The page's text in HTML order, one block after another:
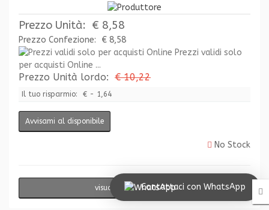
Prezzo Unità: € 8,58
Prezzo Confezione:
€ 8,58
Prezzi validi solo
per acquisti Online ...
Prezzo Unità lordo: € 10,22
Il tuo risparmio: € - 1,64
Avvisami al disponibile
No Stock
visualizzazione rapidaContattaci con WhatsApp